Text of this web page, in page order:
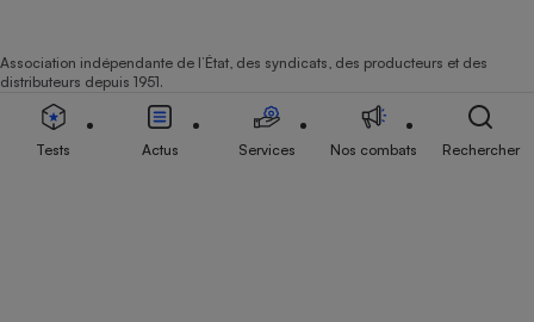
Association indépendante de l’État, des syndicats, des producteurs et des
distributeurs depuis 1951.
Tests Actus Services Nos combats Rechercher